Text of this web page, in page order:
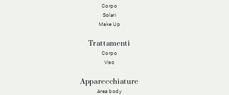
Corpo
Solari
Make Up
Trattamenti
Corpo
Viso
Apparecchiature
Area body